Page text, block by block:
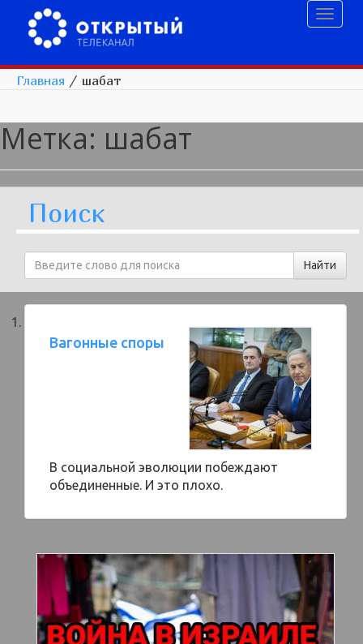
Главная / шабат
Метка: шабат
Поиск
Вагонные споры
В социальной эволюции побеждают
объединенные. И это плохо.